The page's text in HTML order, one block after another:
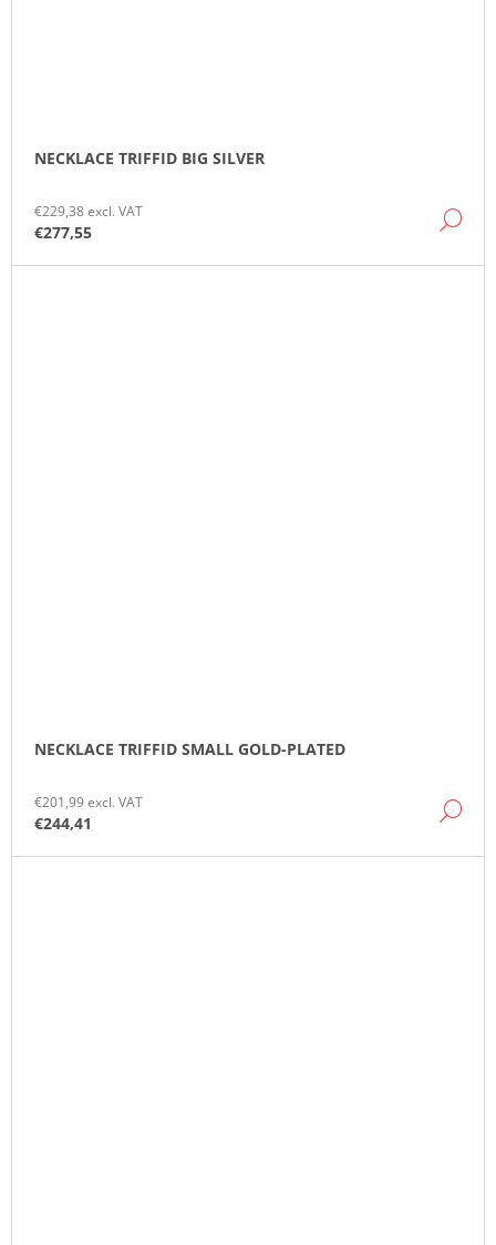
NECKLACE TRIFFID BIG SILVER
€229,38 excl. VAT
€277,55
NECKLACE TRIFFID SMALL GOLD-PLATED
€201,99 excl. VAT
€244,41